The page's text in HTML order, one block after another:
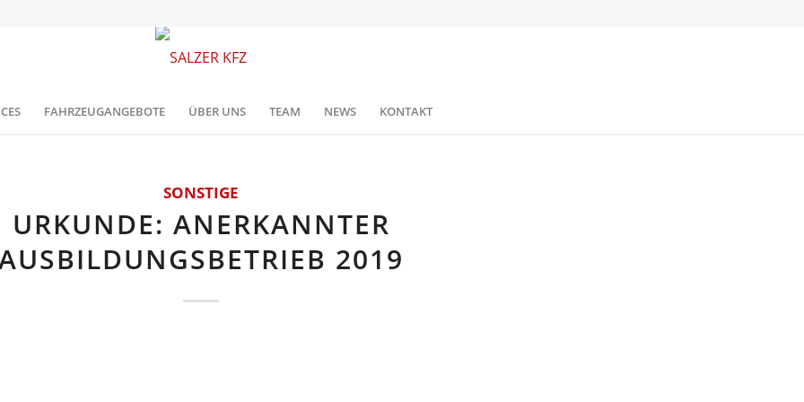
FAHRZEUGANGEBOTE ÜBER UNS TEAM NEWS KONTAKT
SONSTIGE
URKUNDE: ANERKANNTER
2019